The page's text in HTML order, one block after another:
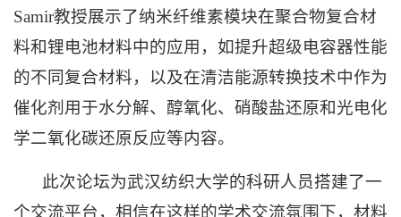
Samir教授展示了纳米纤维素模块在聚合物复合材
料和锂电池材料中的应用，如提升超级电容器性能
的不同复合材料，以及在清洁能源转换技术中作为
催化剂用于水分解、醇氧化、硝酸盐还原和光电化
学二氧化碳还原反应等内容。
此次论坛为武汉纺织大学的科研人员搭建了一
个交流平台，相信在这样的学术交流氛围下，材料